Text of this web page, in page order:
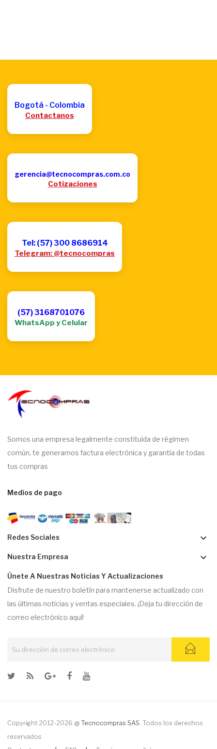
Bogotá - Colombia
Contactanos
gerencia@tecnocompras.com.co
Cotizaciones
Tel: (57) 300 8686914
Telegram: @tecnocompras
(57) 3168701076
WhatsApp y Celular
Somos una empresa legalmente constituida de régimen
común, te generamos factura electrónica y garantía de todas
tus compras
Medios de pago
Redes Sociales keyboard_arrow_down
Nuestra Empresa keyboard_arrow_down
Únete A Nuestras Noticias Y Actualizaciones
Disfrute de nuestro boletín para mantenerse actualizado con
las últimas noticias y ventas especiales. ¡Deja tu dirección de
correo electrónico aquí!
Copyright 2012-2026 @ Tecnocompras SAS . Todos los derechos
reservados